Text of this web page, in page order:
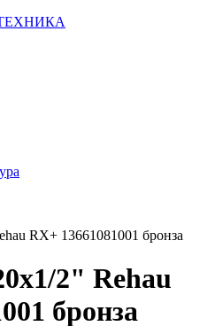
RX+ 13661081001 бронза
2" Rehau
бронза